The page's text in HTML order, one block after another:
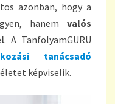
azonban, hogy a
hanem valós
. A TanfolyamGURU
tanácsadó
képviselik.